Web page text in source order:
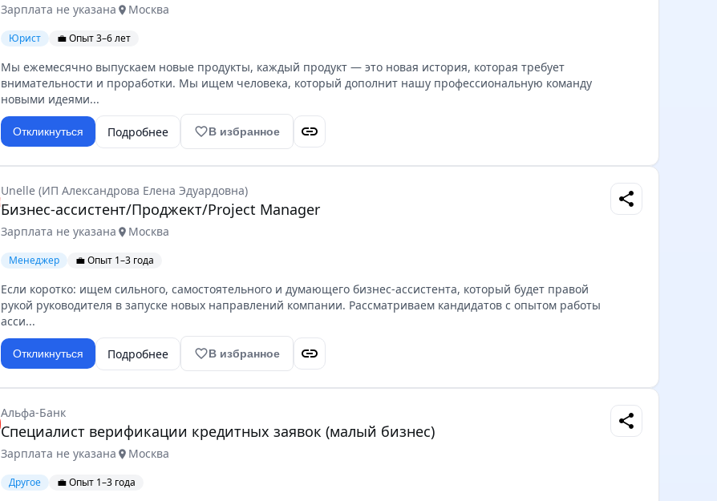
Зарплата не указана location_on Москва
Юрист 💼 Опыт 3–6 лет
Мы ежемесячно выпускаем новые продукты, каждый продукт — это новая история, которая требует
внимательности и проработки. Мы ищем человека, который дополнит нашу профессиональную команду
новыми идеями...
Откликнуться Подробнее favorite_borderВ избранное link
Unelle (ИП Александрова Елена Эдуардовна)
Бизнес-ассистент/Проджект/Project Manager
Зарплата не указана location_on Москва
Менеджер 💼 Опыт 1–3 года
Если коротко: ищем сильного, самостоятельного и думающего бизнес-ассистента, который будет правой
рукой руководителя в запуске новых направлений компании. Рассматриваем кандидатов с опытом работы
асси...
Откликнуться Подробнее favorite_borderВ избранное link
share
Альфа-Банк
Специалист верификации кредитных заявок (малый бизнес)
Зарплата не указана location_on Москва
Другое 💼 Опыт 1–3 года
share